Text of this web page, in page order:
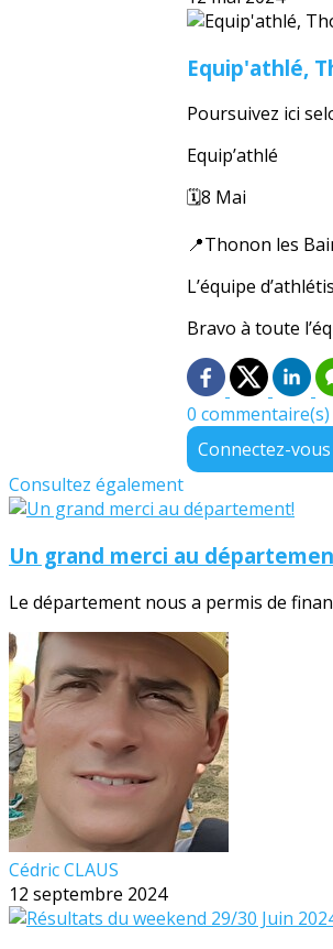
Equip'athlé,
Poursuivez ici
Equip’athlé
🗓️8 Mai
📍Thonon les
L’équipe
Bravo à toute
0 commentaire(s)
Connectez-
Consultez également
Un grand merci au
Le département nous a permis de
Cédric CLAUS
12 septembre 2024